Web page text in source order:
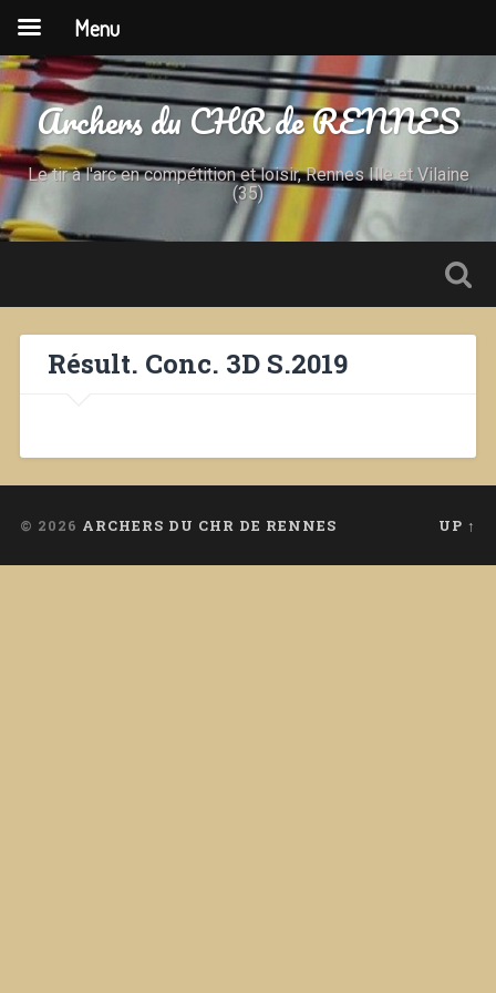
Archers du CHR de RENNES
Le tir à l'arc en compétition et loisir, Rennes Ille et Vilaine
(35)
Résult. Conc. 3D S.2019
© 2026 ARCHERS DU CHR DE RENNES UP ↑
Menu